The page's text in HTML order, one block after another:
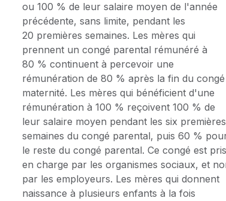
ou 100 % de leur salaire moyen de l'année
précédente, sans limite, pendant les
20 premières semaines. Les mères qui
prennent un congé parental rémunéré à
80 % continuent à percevoir une
rémunération de 80 % après la fin du congé
maternité. Les mères qui bénéficient d'une
rémunération à 100 % reçoivent 100 % de
leur salaire moyen pendant les six premières
semaines du congé parental, puis 60 %
le reste du congé parental. Ce congé est pris
en charge par les organismes sociaux, et
par les employeurs. Les mères qui donnent
naissance à plusieurs enfants à la fois